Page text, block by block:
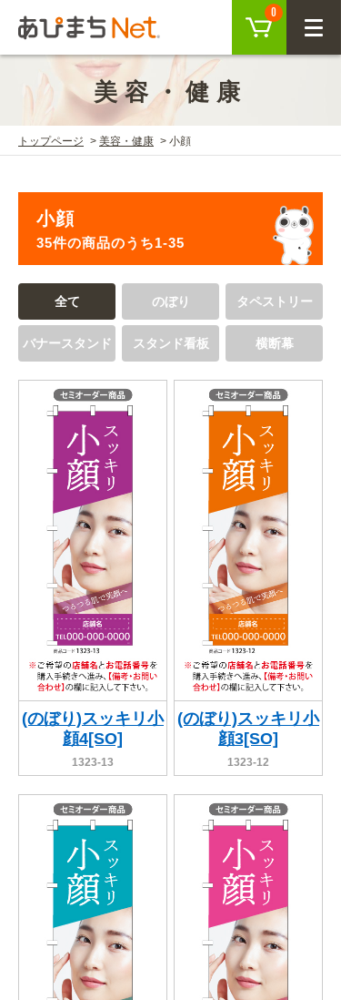
0
CLOSE
ログイン
会員登録
商品を探す
SEARCH
KEYWORD
注目キーワード
チュクミ 韓国グルメ 駐車場 鍋
CATEGORY
飲食 住まい・暮らし
美容・健康 地域・観光
イベント・季節 不動産・建築
カルチャー・教養 娯楽
車・バイク関連 その他
OTHER ITEMS
関連アイテムを見る
ORIGINAL ORDER
オリジナルオーダーについて
ご利用ガイド
ご利用ガイド トップ
取り扱い商品一覧
既製デザイン商品注文方法
オリジナルオーダー注文方法
料金一覧
お届け納期と配送方法
お支払方法
初めての方へ
BEGINNER'S GUIDE
初めての方へ トップ
商品について
お客様の声
よくある質問
オリジナルオーダー制作事例
美容・健康
トップページ 美容・健康 小顔
小顔
35件の商品のうち1-35
全て のぼり タペストリー
バナースタンド スタンド看板 横断幕
(のぼり)スッキリ小
顔4[SO]
1323-13
(のぼり)スッキリ小
顔3[SO]
1323-12